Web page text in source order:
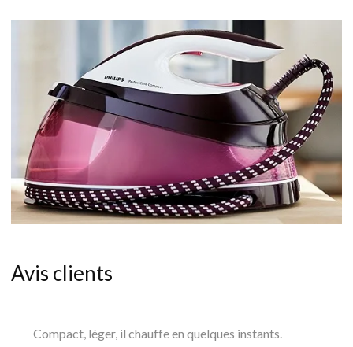
Avis clients
Compact, léger, il chauffe en quelques instants.